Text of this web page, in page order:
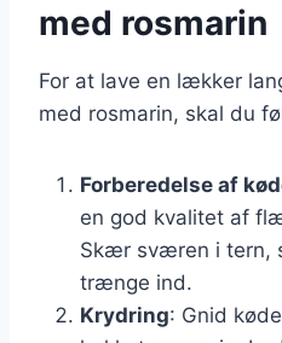
med rosmarin
For at lave en lækker
med rosmarin, skal du
Forberedelse af
en god kvalitet af
Skær sværen i tern,
trænge ind.
Krydring: Gnid